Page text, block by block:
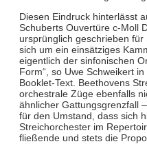
Diesen Eindruck hinterlässt
Schuberts Ouvertüre c-Moll
ursprünglich geschrieben für
sich um ein einsätziges
eigentlich der sinfonischen
Form“, so Uwe Schweikert
Booklet-Text. Beethovens
orchestrale Züge ebenfalls
ähnlicher Gattungsgrenzfall
für den Umstand, dass sich
Streichorchester im
fließende und stets die